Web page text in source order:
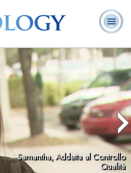
Ministri
Volontari
Domande
ricorrenti
Libri
Samantha, Addetta al Controllo
Qualità